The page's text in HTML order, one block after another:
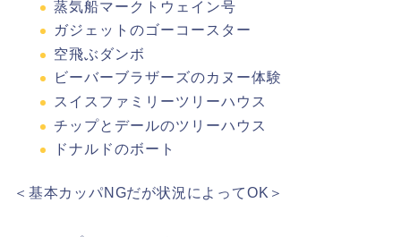
蒸気船マークトウェイン号
ガジェットのゴーコースター
空飛ぶダンボ
ビーバーブラザーズのカヌー体験
スイスファミリーツリーハウス
チップとデールのツリーハウス
ドナルドのボート
＜基本カッパNGだが状況によってOK＞